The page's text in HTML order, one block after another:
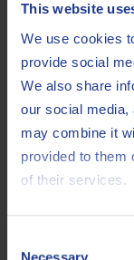
This website
We use cookies
provide social
We also share
our social media,
may combine it
provided to them
of their services.
produite entre les
les deux pilotes
véhicules étaient
direction de
dégager les
une attente
course puisse
La détermination
qu’il repartait de